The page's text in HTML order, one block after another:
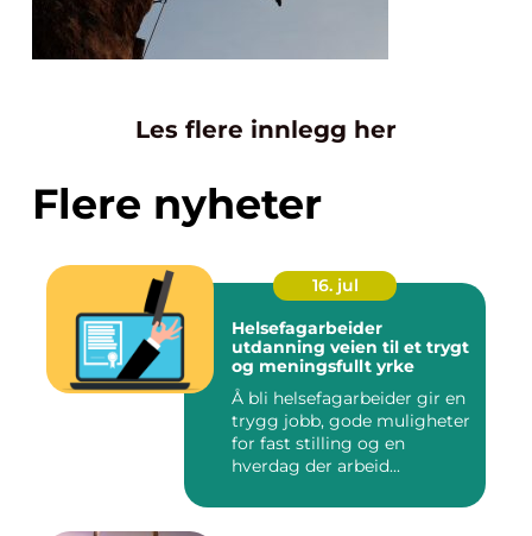
Les flere innlegg her
Flere nyheter
16. jul
Helsefagarbeider
utdanning veien til et trygt
og meningsfullt yrke
Å bli helsefagarbeider gir en
trygg jobb, gode muligheter
for fast stilling og en
hverdag der arbeid...